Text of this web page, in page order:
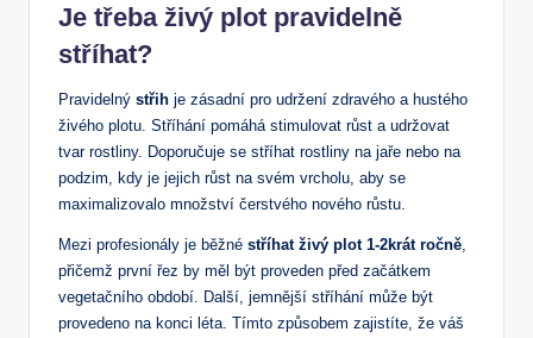
Je třeba živý plot pravidelně
stříhat?
Pravidelný střih je zásadní pro udržení zdravého a hustého
živého plotu. Stříhání pomáhá stimulovat růst a udržovat
tvar rostliny. Doporučuje se stříhat rostliny na jaře nebo na
podzim, kdy je jejich růst na svém vrcholu, aby se
maximalizovalo množství čerstvého nového růstu.
Mezi profesionály je běžné stříhat živý plot 1-2krát ročně
přičemž první řez by měl být proveden před začátkem
vegetačního období. Další, jemnější stříhání může být
provedeno na konci léta. Tímto způsobem zajistíte, že váš